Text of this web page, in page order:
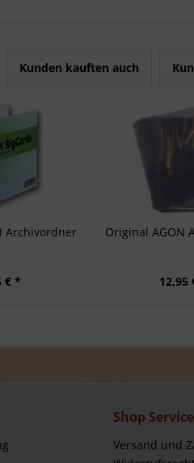
Kunden kauften auch
Archivordner
€ *
Original AGON
12,95
Shop Service
Versand und